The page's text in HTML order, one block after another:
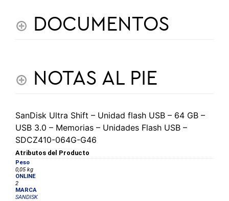
DOCUMENTOS
NOTAS AL PIE
SanDisk Ultra Shift – Unidad flash USB – 64 GB –
USB 3.0 – Memorias – Unidades Flash USB –
SDCZ410-064G-G46
Atributos del Producto
Peso
0,05 kg
ONLINE
2
MARCA
SANDISK